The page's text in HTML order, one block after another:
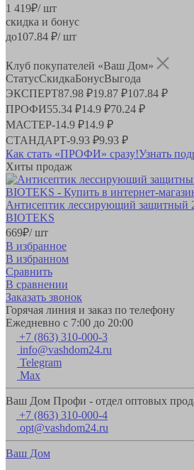
1 419₽/ шт
скидка и бонус
до107.84 ₽/ шт
Клуб покупателей «Ваш Дом»
СтатусСкидкаБонусВыгода
ЭКСПЕРТ87.98 ₽19.87 ₽107.84 ₽
ПРОФИ55.34 ₽14.9 ₽70.24 ₽
МАСТЕР-14.9 ₽14.9 ₽
СТАНДАРТ-9.93 ₽9.93 ₽
Как стать «ПРОФИ» сразу!Узнать
Хиты продаж
Антисептик лессирующий защитный
BIOTEKS
669₽/ шт
В избранное
В избранном
Сравнить
В сравнении
Заказать звонок
Горячая линия и заказ по телефону
Ежедневно с 7:00 до 20:00
+7 (863) 310-000-3
info@vashdom24.ru
Telegram
Max
Ваш Дом Профи - отдел оптовых
+7 (863) 310-000-4
opt@vashdom24.ru
Ваш Дом